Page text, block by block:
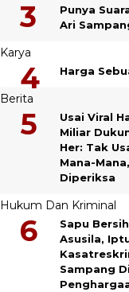
Punya
Ari
Karya
Harga
Berita
Usai Viral
Miliar
Her: Tak
Mana-
Diperiksa
Hukum Dan Kriminal
Sapu
Asusila,
Sampang